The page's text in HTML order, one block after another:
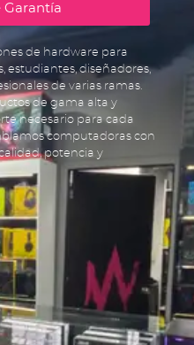
Garantía
de hardware para
estudiantes, diseñadores,
de varias ramas.
de gama alta y
necesario para cada
computadoras con
potencia y